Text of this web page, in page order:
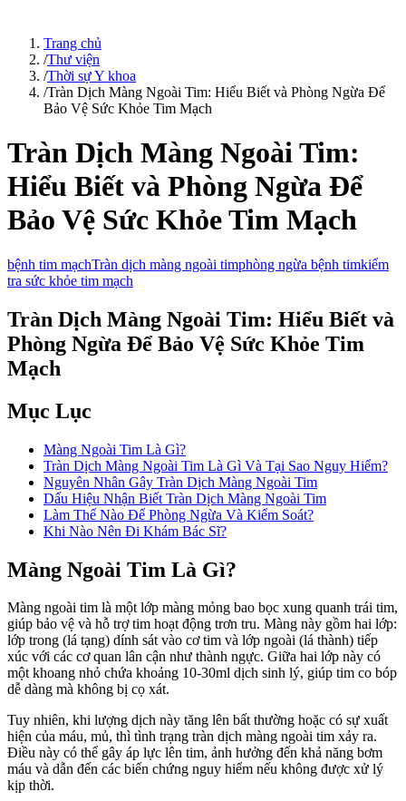
Trang chủ
/Thư viện
/Thời sự Y khoa
/Tràn Dịch Màng Ngoài Tim: Hiểu Biết và Phòng Ngừa Để
Bảo Vệ Sức Khỏe Tim Mạch
Tràn Dịch Màng Ngoài Tim:
Hiểu Biết và Phòng Ngừa Để
Bảo Vệ Sức Khỏe Tim Mạch
bệnh tim mạchTràn dịch màng ngoài timphòng ngừa bệnh timkiểm
tra sức khỏe tim mạch
Tràn Dịch Màng Ngoài Tim: Hiểu Biết và
Phòng Ngừa Để Bảo Vệ Sức Khỏe Tim
Mạch
Mục Lục
Màng Ngoài Tim Là Gì?
Tràn Dịch Màng Ngoài Tim Là Gì Và Tại Sao Nguy Hiểm?
Nguyên Nhân Gây Tràn Dịch Màng Ngoài Tim
Dấu Hiệu Nhận Biết Tràn Dịch Màng Ngoài Tim
Làm Thế Nào Để Phòng Ngừa Và Kiểm Soát?
Khi Nào Nên Đi Khám Bác Sĩ?
Màng Ngoài Tim Là Gì?
Màng ngoài tim là một lớp màng mỏng bao bọc xung quanh trái tim,
giúp bảo vệ và hỗ trợ tim hoạt động trơn tru. Màng này gồm hai lớp:
lớp trong (lá tạng) dính sát vào cơ tim và lớp ngoài (lá thành) tiếp
xúc với các cơ quan lân cận như thành ngực. Giữa hai lớp này có
một khoang nhỏ chứa khoảng 10-30ml dịch sinh lý, giúp tim co bóp
dễ dàng mà không bị cọ xát.
Tuy nhiên, khi lượng dịch này tăng lên bất thường hoặc có sự xuất
hiện của máu, mủ, thì tình trạng tràn dịch màng ngoài tim xảy ra.
Điều này có thể gây áp lực lên tim, ảnh hưởng đến khả năng bơm
máu và dẫn đến các biến chứng nguy hiểm nếu không được xử lý
kịp thời.